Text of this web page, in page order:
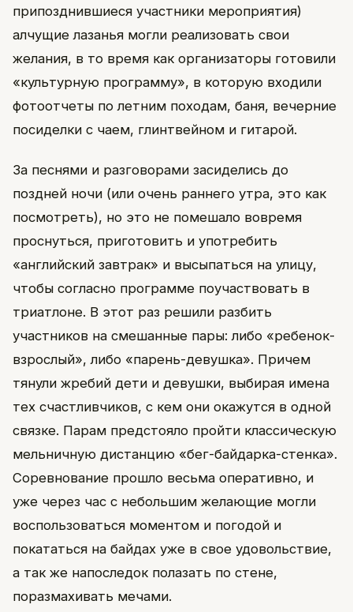
припозднившиеся участники мероприятия)
алчущие лазанья могли реализовать свои
желания, в то время как организаторы готовили
«культурную программу», в которую входили
фотоотчеты по летним походам, баня, вечерние
посиделки с чаем, глинтвейном и гитарой.
За песнями и разговорами засиделись до
поздней ночи (или очень раннего утра, это как
посмотреть), но это не помешало вовремя
проснуться, приготовить и употребить
«английский завтрак» и высыпаться на улицу,
чтобы согласно программе поучаствовать в
триатлоне. В этот раз решили разбить
участников на смешанные пары: либо «ребенок-
взрослый», либо «парень-девушка». Причем
тянули жребий дети и девушки, выбирая имена
тех счастливчиков, с кем они окажутся в одной
связке. Парам предстояло пройти классическую
мельничную дистанцию «бег-байдарка-стенка».
Соревнование прошло весьма оперативно, и
уже через час с небольшим желающие могли
воспользоваться моментом и погодой и
покататься на байдах уже в свое удовольствие,
а так же напоследок полазать по стене,
поразмахивать мечами.